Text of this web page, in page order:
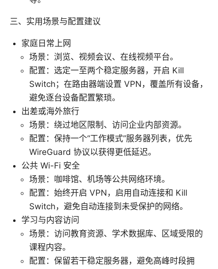
三、实用场景与配置建议
家庭日常上网
场景：浏览、视频会议、在线视频平台。
配置：选定一至两个稳定服务器，开启 Kill
Switch；在路由器端设置 VPN，覆盖所有设备，
避免逐台设备配置繁琐。
出差或海外旅行
场景：绕过地区限制、访问企业内部资源。
配置：保持一个“工作模式”服务器列表，优先
WireGuard 协议以获得更低延迟。
公共 Wi-Fi 安全
场景：咖啡馆、机场等公共网络环境。
配置：始终开启 VPN，启用自动连接和 Kill
Switch，避免自动连接到未受保护的网络。
学习与内容访问
场景：访问教育资源、学术数据库、区域受限的
课程内容。
配置：保留若干稳定服务器，避免高峰时段拥